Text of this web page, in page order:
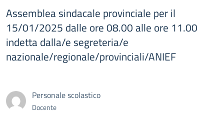
Assemblea sindacale provinciale per il
15/01/2025 dalle ore 08.00 alle ore 11.00
indetta dalla/e segreteria/e
nazionale/regionale/provinciali/ANIEF
Personale scolastico
Docente